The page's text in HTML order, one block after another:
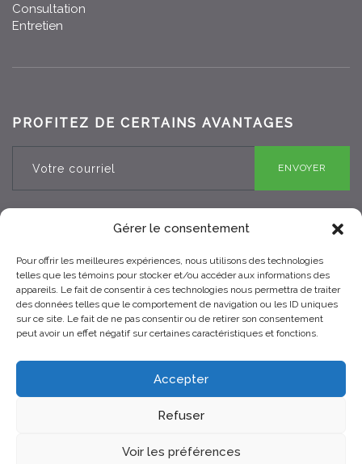
Gérer le consentement
Pour offrir les meilleures expériences, nous utilisons des technologies
telles que les témoins pour stocker et/ou accéder aux informations des
appareils. Le fait de consentir à ces technologies nous permettra de traiter
des données telles que le comportement de navigation ou les ID uniques
sur ce site. Le fait de ne pas consentir ou de retirer son consentement
peut avoir un effet négatif sur certaines caractéristiques et fonctions.
Accepter
Refuser
Voir les préférences
Consultation
Entretien
PROFITEZ DE CERTAINS AVANTAGES
ENVOYER
RBQ 8330-0970-25
© 2021 Toits Vertige. Tous droits réservés.